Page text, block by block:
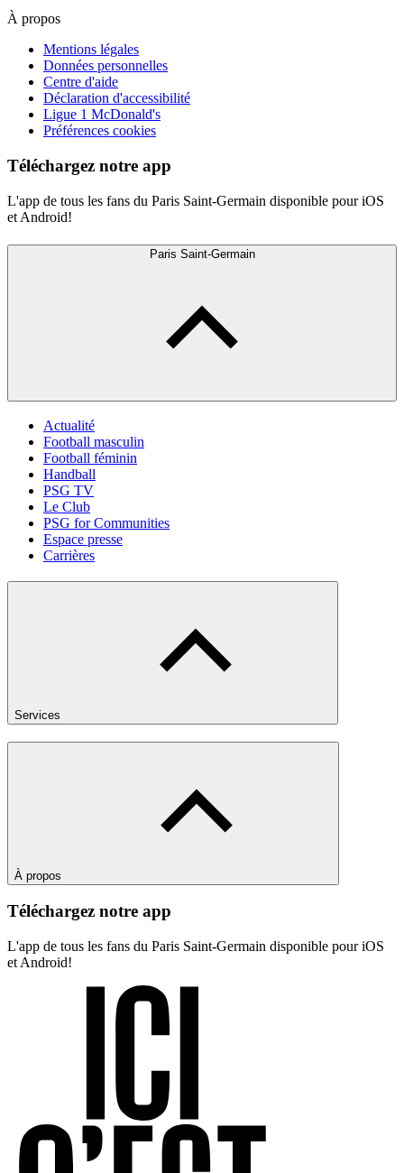
À propos
Mentions légales
Données personnelles
Centre d'aide
Déclaration d'accessibilité
Ligue 1 McDonald's
Préférences cookies
Téléchargez notre app
L'app de tous les fans du Paris Saint-Germain disponible pour iOS
et Android!
Paris Saint-Germain
Actualité
Football masculin
Football féminin
Handball
PSG TV
Le Club
PSG for Communities
Espace presse
Carrières
Services
À propos
Téléchargez notre app
L'app de tous les fans du Paris Saint-Germain disponible pour iOS
et Android!